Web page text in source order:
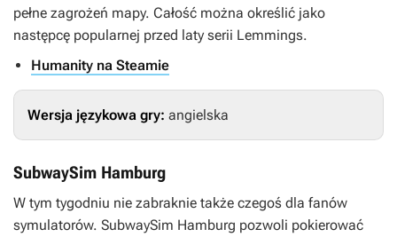
pełne zagrożeń mapy. Całość można określić jako
następcę popularnej przed laty serii Lemmings.
Humanity na Steamie
Wersja językowa gry: angielska
SubwaySim Hamburg
W tym tygodniu nie zabraknie także czegoś dla fanów
symulatorów. SubwaySim Hamburg pozwoli pokierować